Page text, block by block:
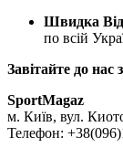
Швидка
по всій
Завітайте до нас
SportMagaz
м. Київ, вул.
Телефон: